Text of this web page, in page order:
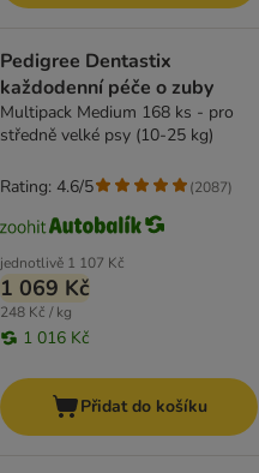
Pedigree Dentastix
každodenní péče o zuby
Multipack Medium 168 ks - pro
středně velké psy (10-25 kg)
jednotlivě 1 107 Kč
1 069 Kč
248 Kč / kg
1 016 Kč
Rating: 4.6/5 (2087)
Přidat do košíku